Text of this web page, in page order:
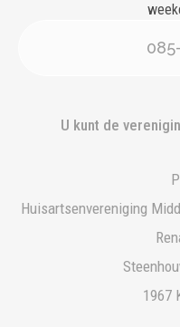
U kunt de
Huisartsenvereniging
1967